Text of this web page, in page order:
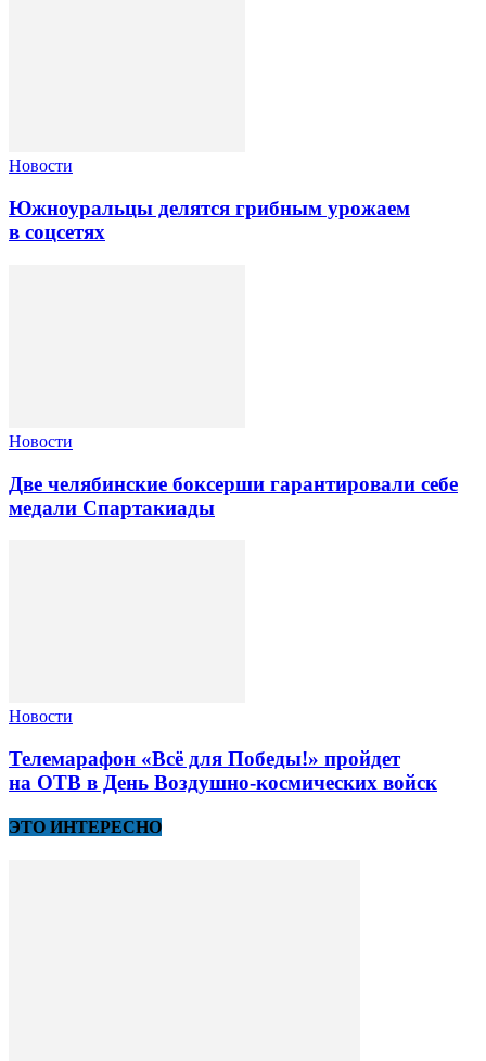
Новости
Южноуральцы делятся грибным урожаем
в соцсетях
Новости
Две челябинские боксерши гарантировали себе
медали Спартакиады
Новости
Телемарафон «Всё для Победы!» пройдет
на ОТВ в День Воздушно-космических войск
ЭТО ИНТЕРЕСНО